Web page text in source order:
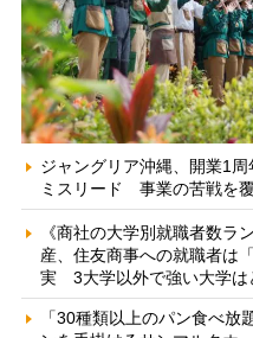
ジャングリア沖縄、開業1
ミスリード 事業の苦戦を
《商社の大学別就職者数ラ
産、住友商事への就職者は
実 3大学以外で強い大学は
「30種類以上のパン食べ放